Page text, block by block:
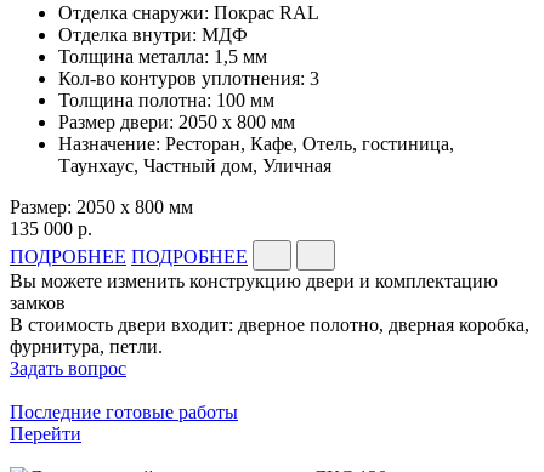
Отделка снаружи: Покрас RAL
Отделка внутри: МДФ
Толщина металла: 1,5 мм
Кол-во контуров уплотнения: 3
Толщина полотна: 100 мм
Размер двери: 2050 x 800 мм
Назначение: Ресторан, Кафе, Отель, гостиница,
Таунхаус, Частный дом, Уличная
Размер: 2050 x 800 мм
135 000 р.
ПОДРОБНЕЕ ПОДРОБНЕЕ
Вы можете изменить конструкцию двери и комплектацию
замков
В стоимость двери входит: дверное полотно, дверная коробка,
фурнитура, петли.
Задать вопрос
Последние готовые работы
Перейти